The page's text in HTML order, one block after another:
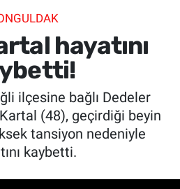
hayatını
ilçesine bağlı Dedeler
(48), geçirdiği beyin
tansiyon nedeniyle
kaybetti.